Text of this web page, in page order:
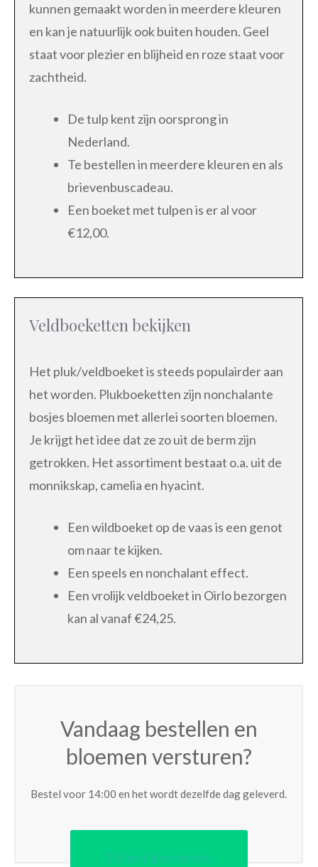
kunnen gemaakt worden in meerdere kleuren
en kan je natuurlijk ook buiten houden. Geel
staat voor plezier en blijheid en roze staat voor
zachtheid.
De tulp kent zijn oorsprong in
Nederland.
Te bestellen in meerdere kleuren en als
brievenbuscadeau.
Een boeket met tulpen is er al voor
€12,00.
Veldboeketten bekijken
Het pluk/veldboeket is steeds populairder aan
het worden. Plukboeketten zijn nonchalante
bosjes bloemen met allerlei soorten bloemen.
Je krijgt het idee dat ze zo uit de berm zijn
getrokken. Het assortiment bestaat o.a. uit de
monnikskap, camelia en hyacint.
Een wildboeket op de vaas is een genot
om naar te kijken.
Een speels en nonchalant effect.
Een vrolijk veldboeket in Oirlo bezorgen
kan al vanaf €24,25.
Vandaag bestellen en
bloemen versturen?
Bestel voor 14:00 en het wordt dezelfde dag geleverd.
Direct bestellen